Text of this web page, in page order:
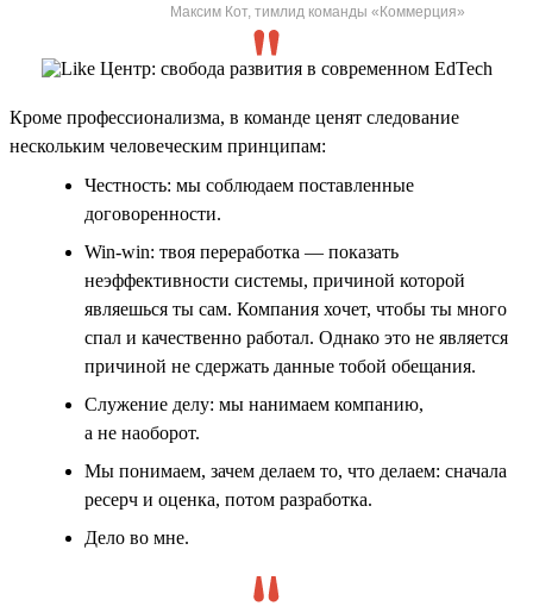
Максим Кот, тимлид команды «Коммерция»
Кроме профессионализма, в команде ценят следование
нескольким человеческим принципам:
Честность: мы соблюдаем поставленные
договоренности.
Win-win: твоя переработка — показать
неэффективности системы, причиной которой
являешься ты сам. Компания хочет, чтобы ты много
спал и качественно работал. Однако это не является
причиной не сдержать данные тобой обещания.
Служение делу: мы нанимаем компанию,
а не наоборот.
Мы понимаем, зачем делаем то, что делаем: сначала
ресерч и оценка, потом разработка.
Дело во мне.